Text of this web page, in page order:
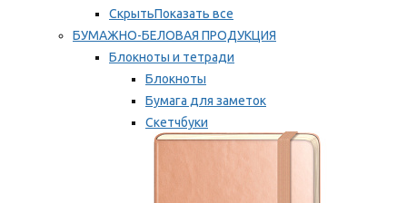
СкрытьПоказать все
БУМАЖНО-БЕЛОВАЯ ПРОДУКЦИЯ
Блокноты и тетради
Блокноты
Бумага для заметок
Скетчбуки
Тетради